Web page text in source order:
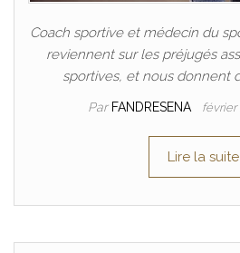
Coach sportive et médecin du
reviennent sur les préjugés
sportives, et nous donnent
Par FANDRESENA février
Lire la suite